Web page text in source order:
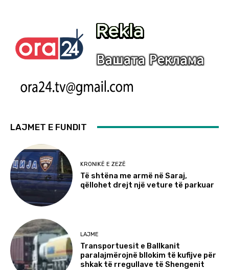
LAJMET E FUNDIT
KRONIKË E ZEZË
Të shtëna me armë në Saraj,
qëllohet drejt një veture të parkuar
LAJME
Transportuesit e Ballkanit
paralajmërojnë bllokim të kufijve për
shkak të rregullave të Shengenit